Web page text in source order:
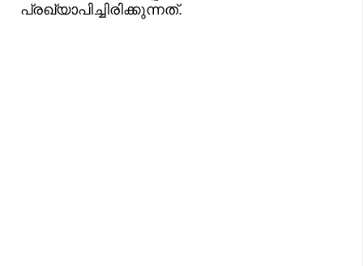
പ്രഖ്യാപിച്ചിരിക്കുന്നത്.